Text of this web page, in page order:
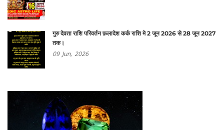
गुरु देवता राशि परिवर्तन फ़लादेश कर्क राशि मे 2 जून 2026 से 28 जून 2027
तक।
09 Jun, 2026